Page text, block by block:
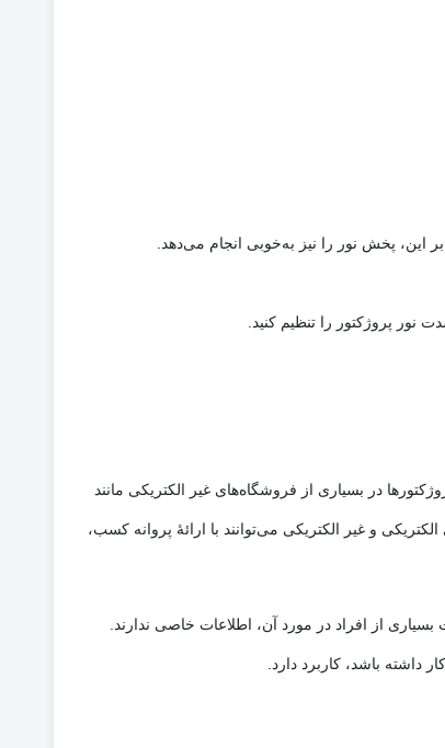
پخش نور را نیز به‌خوبی انجام می‌دهد.
پروژکتور را تنظیم کنید.
در بسیاری از فروشگاه‌های غیر الکتریکی مانند
و غیر الکتریکی می‌توانند با ارائۀ پروانه کسب،
بسیاری از افراد در مورد آن، اطلاعات خاصی ندارند.
داشته باشد، کاربرد دارد.